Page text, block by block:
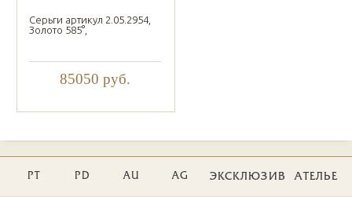
Серьги артикул 2.05.2954,
Золото 585°,
85050 руб.
PT PD AU AG ЭКСКЛЮЗИВ АТЕЛЬЕ